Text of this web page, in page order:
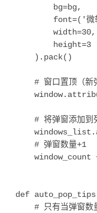
        bg=bg,
font=('微
        width=30,
        height=3
    ).pack()
# 窗口置顶（新
# 将弹窗添加到
    # 弹窗数量+1
window_count
def
# 只有当弹窗数